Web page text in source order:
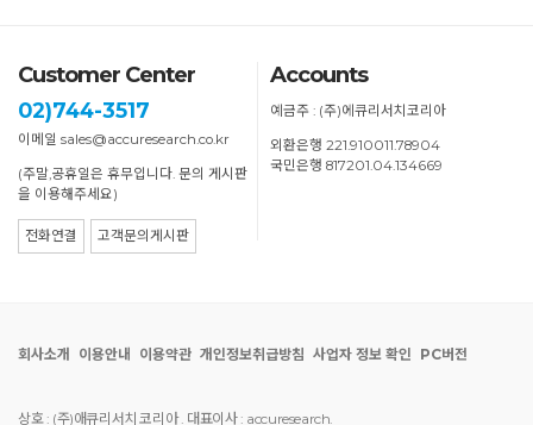
Customer Center
02)744-3517
이메일 sales@accuresearch.co.kr
(주말,공휴일은 휴무입니다. 문의 게시판
을 이용해주세요)
전화연결 고객문의게시판
Accounts
예금주 : (주)에큐리서치코리아
외환은행 221.910011.78904
국민은행 817201.04.134669
회사소개 이용안내 이용약관 개인정보취급방침 사업자 정보 확인 PC버전
상호 : (주)애큐리서치 코리아 . 대표이사 : accuresearch.